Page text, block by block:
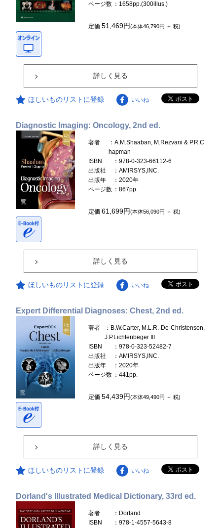
ページ数 ：1658pp.(300illus.)
定価51,469円(本体46,790円 ＋ 税)
詳しく見る
ほしいものリストに登録 いいね
Diagnostic Imaging: Oncology, 2nd ed.
著者
：A.M.Shaaban, M.Rezvani & P.R.C
hapman
ISBN
：978-0-323-66112-6
出版社
：AMIRSYS,INC.
出版年
：2020年
ページ数 ：867pp.
定価61,699円(本体56,090円 ＋ 税)
詳しく見る
ほしいものリストに登録 いいね
Expert Differential Diagnoses: Chest, 2nd ed.
著者
：B.W.Carter, M.L.R.-De-Christenson,
J.P.Lichtenbeger III
ISBN
：978-0-323-52482-7
出版社
：AMIRSYS,INC.
出版年
：2020年
ページ数 ：441pp.
定価54,439円(本体49,490円 ＋ 税)
詳しく見る
ほしいものリストに登録 いいね
Dorland's Illustrated Medical Dictionary, 33rd ed.
著者
：Dorland
ISBN
：978-1-4557-5643-8